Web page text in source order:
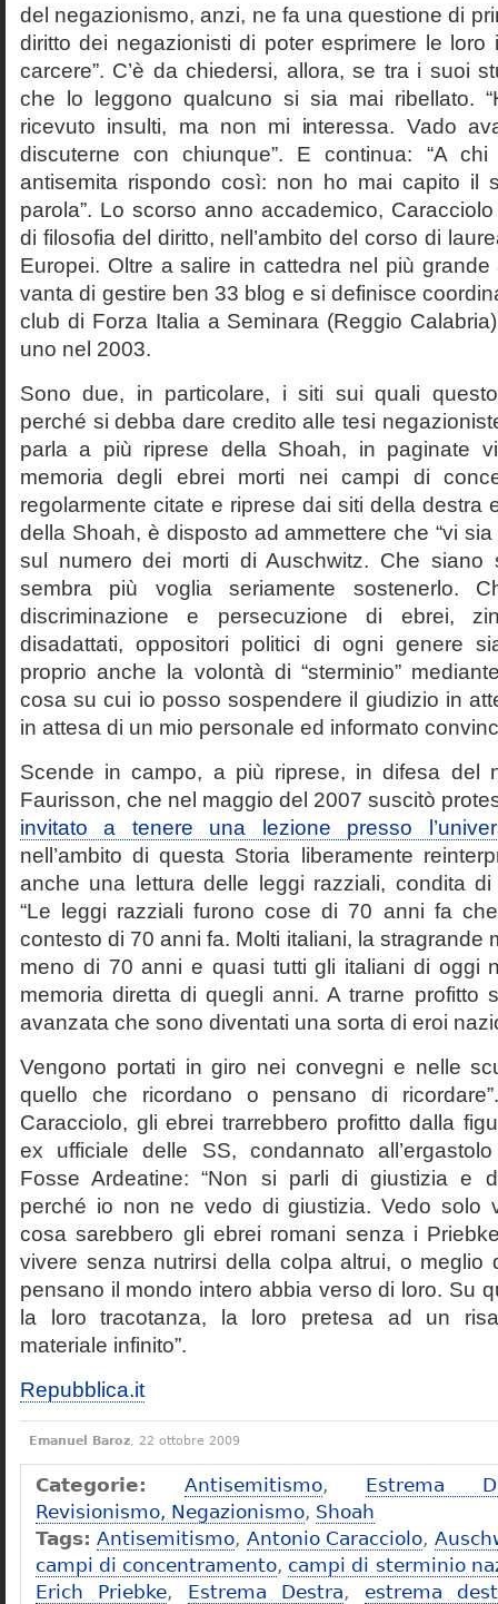
del negazionismo, anzi, ne fa una questione di
diritto dei negazionisti di poter esprimere le loro
carcere”. C’è da chiedersi, allora, se tra i suoi
che lo leggono qualcuno si sia mai ribellato.
ricevuto insulti, ma non mi interessa. Vado
discuterne con chiunque”. E continua: “A
antisemita rispondo così: non ho mai capito il
parola”. Lo scorso anno accademico,
di filosofia del diritto, nell’ambito del corso di
Europei. Oltre a salire in cattedra nel più grande
vanta di gestire ben 33 blog e si definisce
club di Forza Italia a Seminara (Reggio
uno nel 2003.
Sono due, in particolare, i siti sui quali
perché si debba dare credito alle tesi
parla a più riprese della Shoah, in paginate
memoria degli ebrei morti nei campi di
regolarmente citate e riprese dai siti della destra
della Shoah, è disposto ad ammettere che “vi
sul numero dei morti di Auschwitz. Che siano
sembra più voglia seriamente sostenerlo.
discriminazione e persecuzione di ebrei,
disadattati, oppositori politici di ogni genere
proprio anche la volontà di “sterminio”
cosa su cui io posso sospendere il giudizio in
in attesa di un mio personale ed informato
Scende in campo, a più riprese, in difesa del
Faurisson, che nel maggio del 2007 suscitò
invitato a tenere una lezione presso
nell’ambito di questa Storia liberamente
anche una lettura delle leggi razziali, condita di
“Le leggi razziali furono cose di 70 anni fa
contesto di 70 anni fa. Molti italiani, la stragrande
meno di 70 anni e quasi tutti gli italiani di oggi
memoria diretta di quegli anni. A trarne profitto
avanzata che sono diventati una sorta di eroi
Vengono portati in giro nei convegni e nelle
quello che ricordano o pensano di
Caracciolo, gli ebrei trarrebbero profitto dalla
ex ufficiale delle SS, condannato
Fosse Ardeatine: “Non si parli di giustizia e
perché io non ne vedo di giustizia. Vedo solo
cosa sarebbero gli ebrei romani senza i
vivere senza nutrirsi della colpa altrui, o meglio
pensano il mondo intero abbia verso di loro. Su
la loro tracotanza, la loro pretesa ad un
materiale infinito”.
Repubblica.it
Emanuel Baroz, 22 ottobre 2009
Categorie: Antisemitismo, Estrema
Revisionismo, Negazionismo, Shoah
Tags: Antisemitismo, Antonio Caracciolo,
campi di concentramento, campi di sterminio
Erich Priebke, Estrema Destra, estrema